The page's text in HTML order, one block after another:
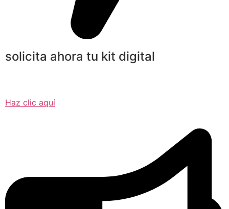
solicita ahora tu kit digital
Haz clic aquí